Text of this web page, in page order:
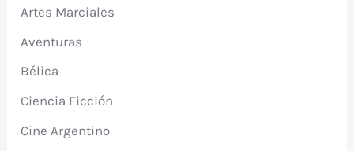
Artes Marciales
Aventuras
Bélica
Ciencia Ficción
Cine Argentino